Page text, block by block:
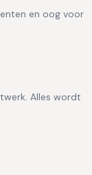
en oog voor
Alles wordt